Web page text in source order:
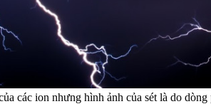
các ion nhưng hình ảnh của sét là do dòng